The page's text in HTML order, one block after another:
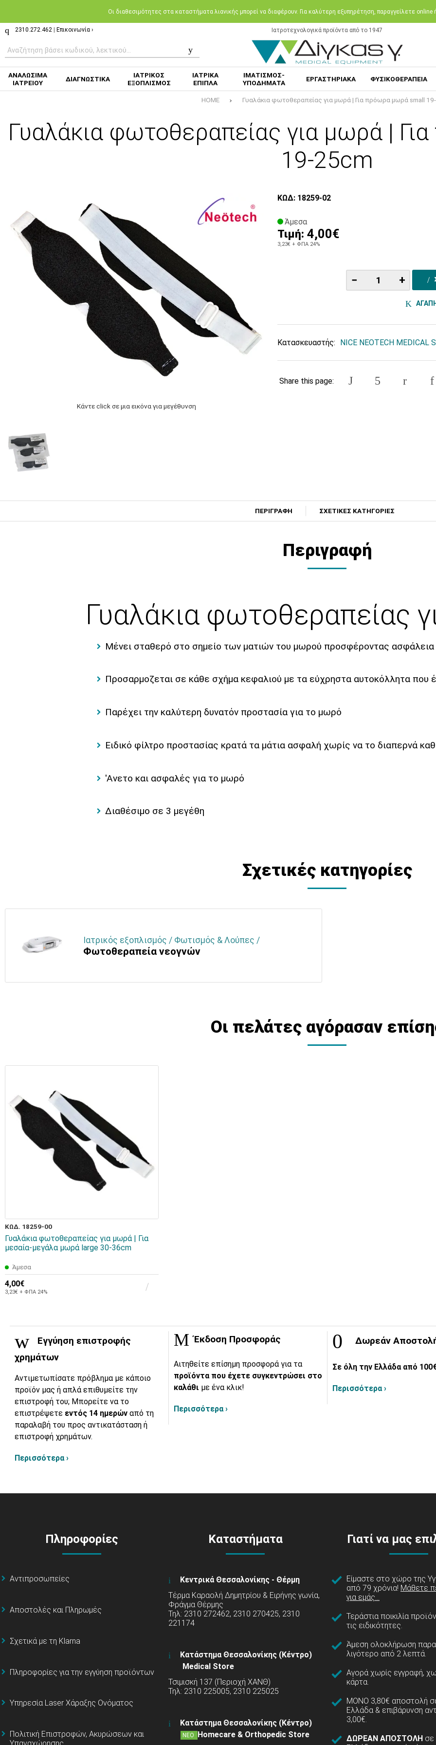
Oι διαθεσιμότητες στα καταστήματα λιανικής μπορεί να διαφέρουν. Για καλύτερη εξυπηρέτηση, παραγγείλετε
2310.272.462 Επικοινωνία › Ιατροτεχνολογικά προϊόντα από το 1947
ΑΝΑΛΩΣΙΜΑ
ΙΑΤΡΕΙΟΥ
ΔΙΑΓΝΩΣΤΙΚΑ
ΙΑΤΡΙΚΟΣ
ΕΞΟΠΛΙΣΜΟΣ
ΙΑΤΡΙΚΑ
ΕΠΙΠΛΑ
ΙΜΑΤΙΣΜΟΣ-
ΥΠΟΔΗΜΑΤΑ
ΕΡΓΑΣΤΗΡΙΑΚΑ ΦΥΣΙΚΟΘΕΡΑΠΕΙΑ
HOME Γυαλάκια φωτοθεραπείας για μωρά | Για πρόωρα μωρά small
Γυαλάκια φωτοθεραπείας για μωρά |
19-25cm
Κάντε click σε μια εικόνα για μεγέθυνση
ΚΩΔ: 18259-02
Άμεσα
Τιμή: 4,00€
3,23€ + ΦΠΑ 24%
− +
Κατασκευαστής: NICE NEOTECH MEDICAL
Share this page:
ΠΕΡΙΓΡΑΦΗ ΣΧΕΤΙΚΕΣ ΚΑΤΗΓΟΡΙΕΣ
Περιγραφή
Γυαλάκια φωτοθεραπείας
Μένει σταθερό στο σημείο των ματιών του μωρού προσφέροντας
Προσαρμοζεται σε κάθε σχήμα κεφαλιού με τα εύχρηστα αυτοκόλλητα που
Παρέχει την καλύτερη δυνατόν προστασία για το μωρό
Ειδικό φίλτρο προστασίας κρατά τα μάτια ασφαλή χωρίς να το διαπερνά
'Ανετο και ασφαλές για το μωρό
Διαθέσιμο σε 3 μεγέθη
Σχετικές κατηγορίες
Ιατρικός εξοπλισμός / Φωτισμός & Λούπες /
Φωτοθεραπεία νεογνών
Οι πελάτες αγόρασαν
ΚΩΔ. 18259-00
Γυαλάκια φωτοθεραπείας για μωρά | Για
μεσαία-μεγάλα μωρά large 30-36cm
Άμεσα
4,00€
3,23€ + ΦΠΑ 24%
Εγγύηση επιστροφής
χρημάτων
Αντιμετωπίσατε πρόβλημα με κάποιο
προϊόν μας ή απλά επιθυμείτε την
επιστροφή του; Μπορείτε να το
επιστρέψετε εντός 14 ημερών από τη
παραλαβή του προς αντικατάσταση ή
επιστροφή χρημάτων.
Περισσότερα ›
Έκδοση Προσφοράς
Αιτηθείτε επίσημη προσφορά για τα
προϊόντα που έχετε συγκεντρώσει στο
καλάθι με ένα κλικ!
Περισσότερα ›
Δωρεάν
Σε όλη την Ελλάδα από
Περισσότερα ›
Πληροφορίες
Αντιπροσωπείες
Αποστολές και Πληρωμές
Σχετικά με τη Klarna
Πληροφορίες για την εγγύηση προϊόντων
Υπηρεσία Laser Χάραξης Ονόματος
Πολιτική Επιστροφών, Ακυρώσεων και
Καταστήματα
Κεντρικά Θεσσαλονίκης - Θέρμη
Τέρμα Καραολή Δημητρίου & Ειρήνης γωνία,
Φράγμα Θέρμης
Τηλ: 2310 272462, 2310 270425, 2310
221174
Κατάστημα Θεσσαλονίκης (Κέντρο)
Medical Store
Τσιμισκή 137 (Περιοχή ΧΑΝΘ)
Τηλ: 2310 225005, 2310 225025
Κατάστημα Θεσσαλονίκης (Κέντρο)
ΝΕΟ Homecare & Orthopedic Store
Γιατί να μας
Είμαστε στο χώρο της
από 79 χρόνια! Μάθετε
για εμάς...
Τεράστια ποικιλία
τις ειδικότητες.
Άμεση ολοκλήρωση
λιγότερο από 2 λεπτά.
Αγορά χωρίς εγγραφή,
κάρτα.
ΜΟΝΟ 3,80€ αποστολή
Ελλάδα & επιβάρυνση
3,00€.
ΔΩΡΕΑΝ ΑΠΟΣΤΟΛΗ σε